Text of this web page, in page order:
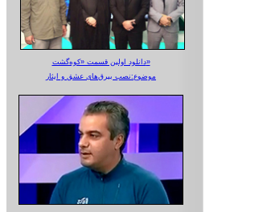
دانلود اولین قسمت «کوه‌گشت»
موضوع:نصب بیرق‌های عشق و ایثار